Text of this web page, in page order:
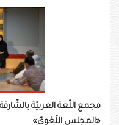
مجمع اللّغة العربيّة
«المجلس اللّغويّ»